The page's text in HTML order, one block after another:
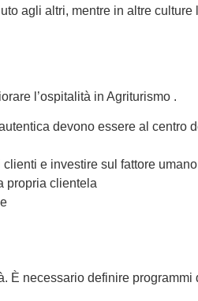
agli altri, mentre in altre culture
l’ospitalità in Agriturismo .
devono essere al centro
e investire sul fattore
propria clientela
È necessario definire